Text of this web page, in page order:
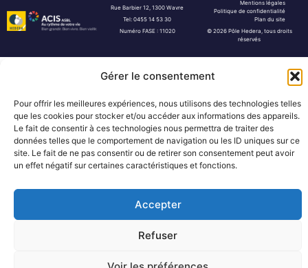
Gérer le consentement
Pour offrir les meilleures expériences, nous utilisons des technologies telles
que les cookies pour stocker et/ou accéder aux informations des appareils.
Le fait de consentir à ces technologies nous permettra de traiter des
données telles que le comportement de navigation ou les ID uniques sur ce
site. Le fait de ne pas consentir ou de retirer son consentement peut avoir
un effet négatif sur certaines caractéristiques et fonctions.
Accepter
Refuser
Rue Barbier 12, 1300 Wavre
Tel: 0455 14 53 30
Numéro FASE : 11020
Mentions légales
Politique de confidentialité
Plan du site
© 2026 Pôle Hedera, tous droits
réservés